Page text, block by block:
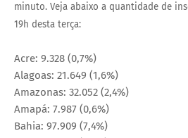
minuto. Veja abaixo a quantidade de
19h desta terça:
Acre: 9.328 (0,7%)
Alagoas: 21.649 (1,6%)
Amazonas: 32.052 (2,4%)
Amapá: 7.987 (0,6%)
Bahia: 97.909 (7,4%)